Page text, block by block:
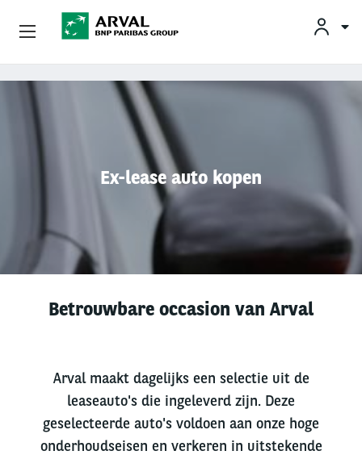
Overslaan en naar de inhoud gaan
Ex-lease auto kopen
Betrouwbare occasion van Arval
Arval maakt dagelijks een selectie uit de
leaseauto's die ingeleverd zijn. Deze
geselecteerde auto's voldoen aan onze hoge
onderhoudseisen en verkeren in uitstekende
Zakelijk Leasen
Klantenservice